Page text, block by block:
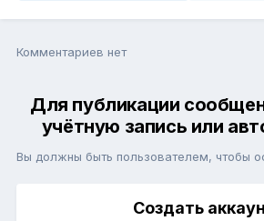
Комментариев нет
Для публикации
учётную запись или
Вы должны быть пользователем, чтобы
Создать